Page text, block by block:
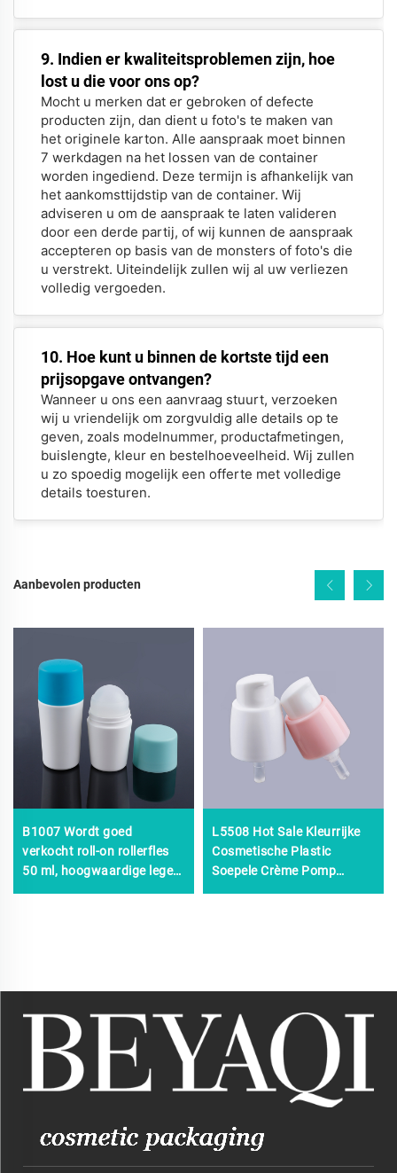
9. Indien er kwaliteitsproblemen zijn, hoe
lost u die voor ons op?
Mocht u merken dat er gebroken of defecte
producten zijn, dan dient u foto's te maken van
het originele karton. Alle aanspraak moet binnen
7 werkdagen na het lossen van de container
worden ingediend. Deze termijn is afhankelijk van
het aankomsttijdstip van de container. Wij
adviseren u om de aanspraak te laten valideren
door een derde partij, of wij kunnen de aanspraak
accepteren op basis van de monsters of foto's die
u verstrekt. Uiteindelijk zullen wij al uw verliezen
volledig vergoeden.
10. Hoe kunt u binnen de kortste tijd een
prijsopgave ontvangen?
Wanneer u ons een aanvraag stuurt, verzoeken
wij u vriendelijk om zorgvuldig alle details op te
geven, zoals modelnummer, productafmetingen,
buislengte, kleur en bestelhoeveelheid. Wij zullen
u zo spoedig mogelijk een offerte met volledige
details toesturen.
Aanbevolen producten
B1007 Wordt goed
verkocht roll-on rollerfles
50 ml, hoogwaardige lege
L5508 Hot Sale Kleurrijke
Cosmetische Plastic
Soepele Crème Pomp